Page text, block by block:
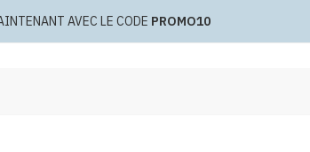
AVEC LE CODE PROMO10